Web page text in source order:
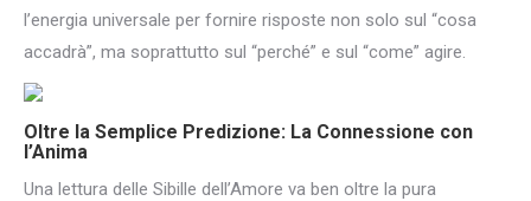
l’energia universale per fornire risposte non solo sul “cosa
accadrà”, ma soprattutto sul “perché” e sul “come” agire.
Oltre la Semplice Predizione: La Connessione con
l’Anima
Una lettura delle Sibille dell’Amore va ben oltre la pura